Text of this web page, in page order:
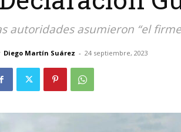
autoridades asumieron “el
Diego Martín Suárez - 24 septiembre, 2023